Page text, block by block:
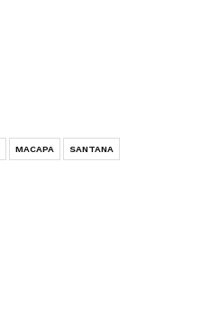
MACAPA SANTANA